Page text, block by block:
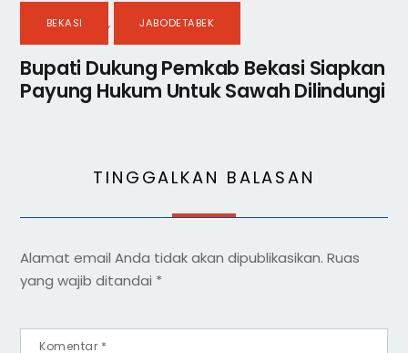
BEKASI , JABODETABEK
Bupati Dukung Pemkab Bekasi Siapkan
Payung Hukum Untuk Sawah Dilindungi
TINGGALKAN BALASAN
Alamat email Anda tidak akan dipublikasikan. Ruas
yang wajib ditandai *
Komentar *